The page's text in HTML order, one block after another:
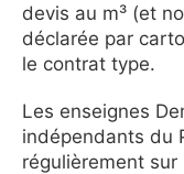
devis au m³ (et
déclarée par
le contrat type.
Les enseignes
indépendants du
régulièrement